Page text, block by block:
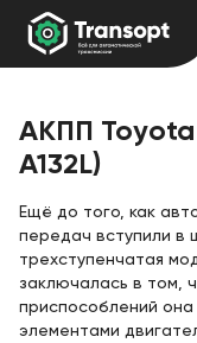
АКПП Toyota
A132L)
Ещё до того, как
передач вступили в
трехступенчатая
заключалась в том,
приспособлений она
элементами